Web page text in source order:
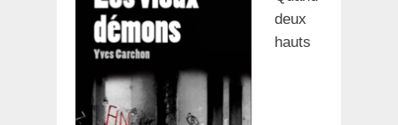
deux
hauts